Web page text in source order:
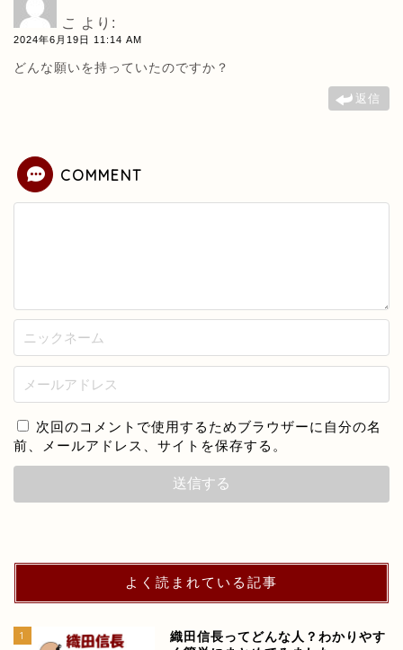
こ より:
2024年6月19日 11:14 AM
どんな願いを持っていたのですか？
返信
COMMENT
次回のコメントで使用するためブラウザーに自分の名
前、メールアドレス、サイトを保存する。
よく読まれている記事
1
織田信長ってどんな人？わかりやす